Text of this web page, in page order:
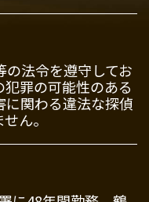
の法令を遵守してお
罪の可能性のある
に関わる違法な探偵
ん。